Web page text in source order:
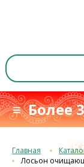
≡ Более
Главная
Лосьон